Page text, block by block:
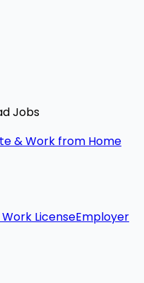
Jobs
& Work from Home
LicenseEmployer